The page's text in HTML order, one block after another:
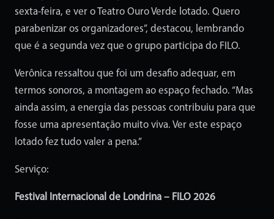
sexta-feira, e ver o Teatro Ouro Verde lotado. Quero
parabenizar os organizadores”, destacou, lembrando
que é a segunda vez que o grupo participa do FILO.
Verônica ressaltou que foi um desafio adequar, em
termos sonoros, a montagem ao espaço fechado. “Mas
ainda assim, a energia das pessoas contribuiu para que
fosse uma apresentação muito viva. Ver este espaço
lotado fez tudo valer a pena.”
Serviço:
Festival Internacional de Londrina – FILO 2026